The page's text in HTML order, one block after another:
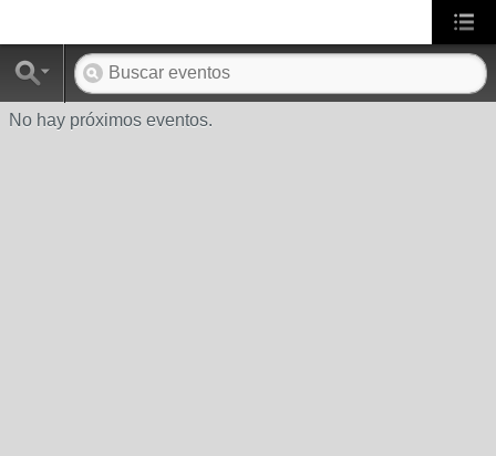
No hay próximos eventos.